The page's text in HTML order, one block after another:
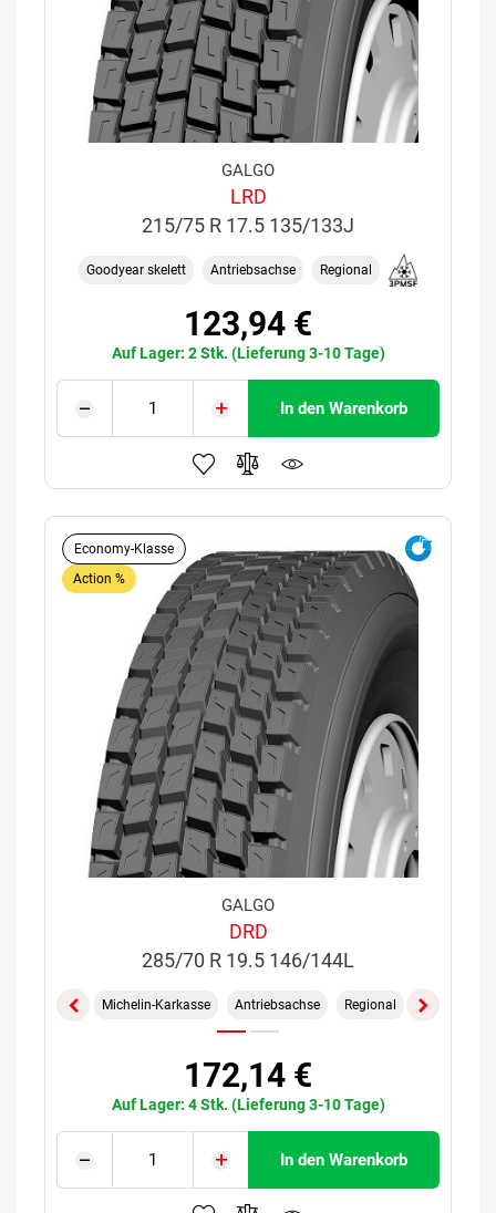
GALGO
LRD
215/75 R 17.5 135/133J
Goodyear skelett Antriebsachse Regional
123,94 €
Auf Lager: 2 Stk. (Lieferung 3-10 Tage)
In den Warenkorb
Economy-Klasse
Action %
GALGO
DRD
285/70 R 19.5 146/144L
Michelin-Karkasse Antriebsachse Regional
172,14 €
Auf Lager: 4 Stk. (Lieferung 3-10 Tage)
In den Warenkorb